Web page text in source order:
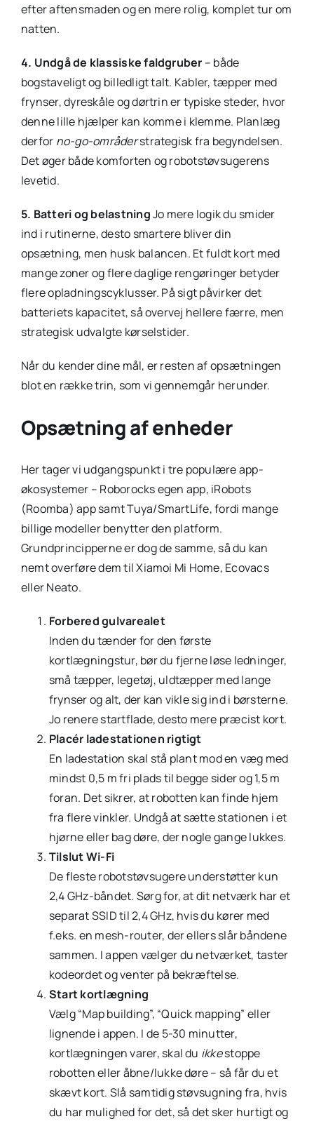
efter aftensmaden og en mere rolig, komplet tur om
natten.
4. Undgå de klassiske faldgruber – både
bogstaveligt og billedligt talt. Kabler, tæpper med
frynser, dyreskåle og dørtrin er typiske steder, hvor
denne lille hjælper kan komme i klemme. Planlæg
derfor no-go-områderstrategisk fra begyndelsen.
Det øger både komforten og robotstøvsugerens
levetid.
5. Batteri og belastningJo mere logik du smider
ind i rutinerne, desto smartere bliver din
opsætning, men husk balancen. Et fuldt kort med
mange zoner og flere daglige rengøringer betyder
flere opladningscyklusser. På sigt påvirker det
batteriets kapacitet, så overvej hellere færre, men
strategisk udvalgte kørselstider.
Når du kender dine mål, er resten af opsætningen
blot en række trin, som vi gennemgår herunder.
Opsætning af enheder
Her tager vi udgangspunkt i tre populære app-
økosystemer – Roborocks egen app, iRobots
(Roomba) app samt Tuya/SmartLife, fordi mange
billige modeller benytter den platform.
Grundprincipperne er dog de samme, så du kan
nemt overføre dem til Xiamoi Mi Home, Ecovacs
eller Neato.
Forbered gulvarealet
Inden du tænder for den første
kortlægningstur, bør du fjerne løse ledninger,
små tæpper, legetøj, uldtæpper med lange
frynser og alt, der kan vikle sig ind i børsterne.
Jo renere startflade, desto mere præcist kort.
Placér ladestationen rigtigt
En ladestation skal stå plant mod en væg med
mindst 0,5 m fri plads til begge sider og 1,5 m
foran. Det sikrer, at robotten kan finde hjem
fra flere vinkler. Undgå at sætte stationen i et
hjørne eller bag døre, der nogle gange lukkes.
Tilslut Wi-Fi
De fleste robotstøvsugere understøtter kun
2,4 GHz-båndet. Sørg for, at dit netværk har et
separat SSID til 2,4 GHz, hvis du kører med
f.eks. en mesh-router, der ellers slår båndene
sammen. I appen vælger du netværket, taster
kodeordet og venter på bekræftelse.
Start kortlægning
Vælg “Map building”, “Quick mapping” eller
lignende i appen. I de 5-30 minutter,
kortlægningen varer, skal du ikkestoppe
robotten eller åbne/lukke døre – så får du et
skævt kort. Slå samtidig støvsugning fra, hvis
du har mulighed for det, så det sker hurtigt og